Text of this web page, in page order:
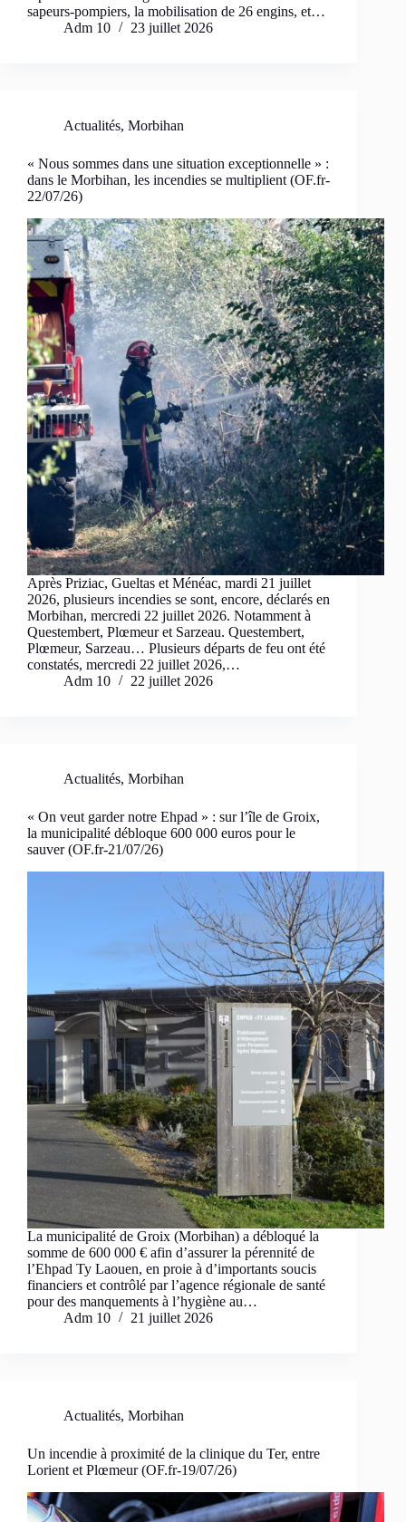
sapeurs-pompiers, la mobilisation de 26 engins, et…
Adm 10
23 juillet 2026
Actualités, Morbihan
« Nous sommes dans une situation exceptionnelle » :
dans le Morbihan, les incendies se multiplient (OF.fr-
22/07/26)
Après Priziac, Gueltas et Ménéac, mardi 21 juillet
2026, plusieurs incendies se sont, encore, déclarés en
Morbihan, mercredi 22 juillet 2026. Notamment à
Questembert, Plœmeur et Sarzeau. Questembert,
Plœmeur, Sarzeau… Plusieurs départs de feu ont été
constatés, mercredi 22 juillet 2026,…
Adm 10
22 juillet 2026
Actualités, Morbihan
« On veut garder notre Ehpad » : sur l’île de Groix,
la municipalité débloque 600 000 euros pour le
sauver (OF.fr-21/07/26)
La municipalité de Groix (Morbihan) a débloqué la
somme de 600 000 € afin d’assurer la pérennité de
l’Ehpad Ty Laouen, en proie à d’importants soucis
financiers et contrôlé par l’agence régionale de santé
pour des manquements à l’hygiène au…
Adm 10
21 juillet 2026
Actualités, Morbihan
Un incendie à proximité de la clinique du Ter, entre
Lorient et Plœmeur (OF.fr-19/07/26)